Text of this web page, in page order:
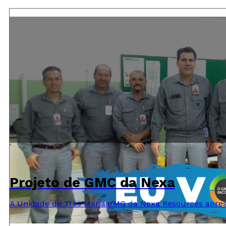
Projeto de GMC da Nexa
A Unidade de Três Marias/MG da Nexa Resources